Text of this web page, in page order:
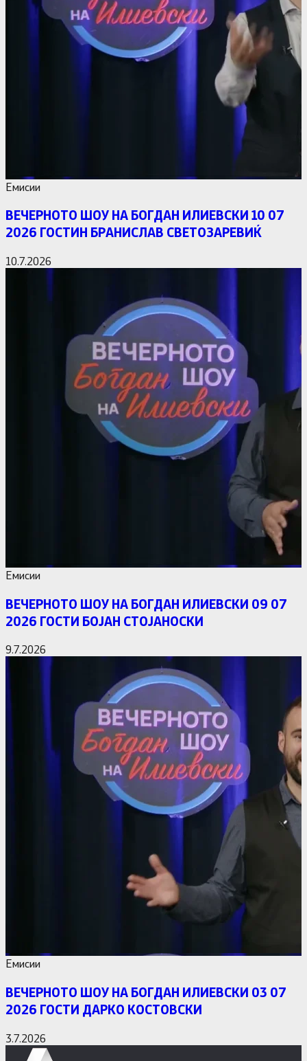
Емисии
ВЕЧЕРНОТО ШОУ НА БОГДАН ИЛИЕВСКИ 10 07
2026 ГОСТИН БРАНИСЛАВ СВЕТОЗАРЕВИЌ
10.7.2026
Емисии
ВЕЧЕРНОТО ШОУ НА БОГДАН ИЛИЕВСКИ 09 07
2026 ГОСТИ БОЈАН СТОЈАНОСКИ
9.7.2026
Емисии
ВЕЧЕРНОТО ШОУ НА БОГДАН ИЛИЕВСКИ 03 07
2026 ГОСТИ ДАРКО КОСТОВСКИ
3.7.2026